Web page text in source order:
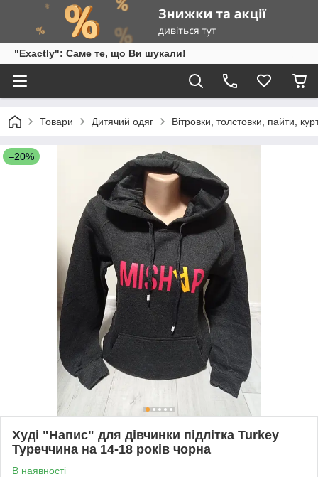
"Exactly": Саме те, що Ви шукали!
Товари Дитячий одяг Вітровки, толстовки, пайти,
–20%
Худі "Напис" для дівчинки підлітка Turkey
Туреччина на 14-18 років чорна
В наявності